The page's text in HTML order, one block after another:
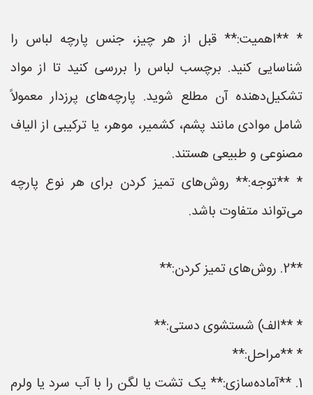
* **اهمیت:** قبل از هر چیز، جنس پارچه لباس را
شناسایی کنید. برچسب لباس را بررسی کنید تا از مواد
تشکیل‌دهنده آن مطلع شوید. پارچه‌های پرزدار معمولاً
شامل موادی مانند پشم، کشمیر، موهر، یا ترکیبی از الیاف
مصنوعی و طبیعی هستند.
* **توجه:** روش‌های تمیز کردن برای هر نوع پارچه
می‌تواند متفاوت باشد.
**2. روش‌های تمیز کردن:**
* **الف) شستشوی دستی:**
* **مراحل:**
1. **آماده‌سازی:** یک تشت یا لگن را با آب سرد یا ولرم